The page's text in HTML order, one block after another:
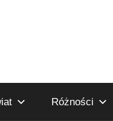
Różności